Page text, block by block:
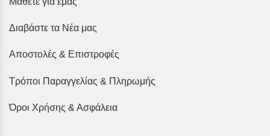
Διαβάστε τα Νέα μας
Αποστολές & Επιστροφές
Τρόποι Παραγγελίας & Πληρωμής
Όροι Χρήσης & Ασφάλεια